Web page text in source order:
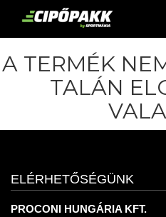
A TERMÉK
TALÁN
ELÉRHETŐSÉGÜNK
PROCONI HUNGÁRIA KFT.